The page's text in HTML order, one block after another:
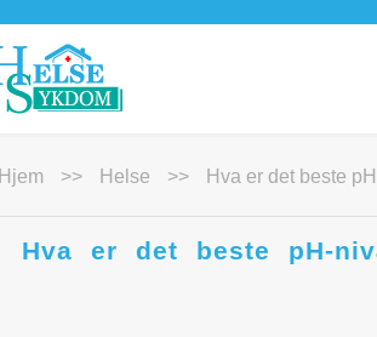
Hjem >> Helse >> Hva er det beste
Hva er det beste pH-